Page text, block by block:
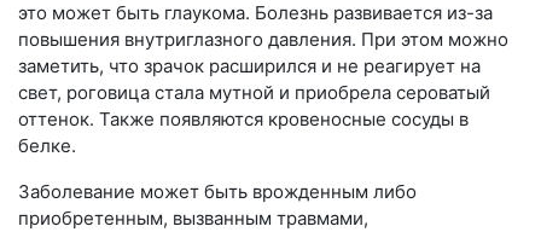
это может быть глаукома. Болезнь развивается из-за
повышения внутриглазного давления. При этом можно
заметить, что зрачок расширился и не реагирует на
свет, роговица стала мутной и приобрела сероватый
оттенок. Также появляются кровеносные сосуды в
белке.
Заболевание может быть врожденным либо
приобретенным, вызванным травмами,